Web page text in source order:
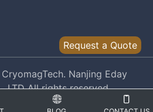
Nanjing Eday
LTD All rights reserved.
Terms of Service
Request a Quote